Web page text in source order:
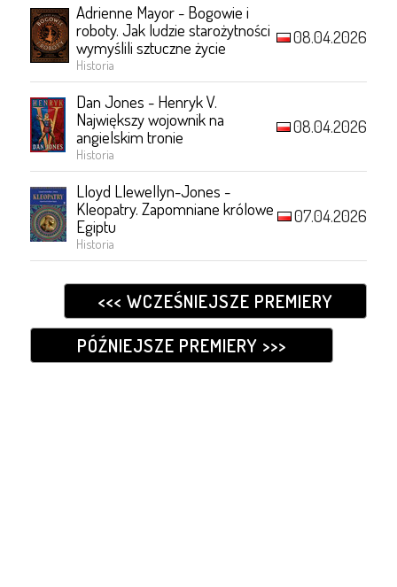
Adrienne Mayor - Bogowie i
roboty. Jak ludzie starożytności
wymyślili sztuczne życie
Historia
08.04.2026
Dan Jones - Henryk V.
Największy wojownik na
angielskim tronie
Historia
08.04.2026
Lloyd Llewellyn-Jones -
Kleopatry. Zapomniane królowe
Egiptu
Historia
07.04.2026
<<< WCZEŚNIEJSZE PREMIERY
PÓŹNIEJSZE PREMIERY >>>